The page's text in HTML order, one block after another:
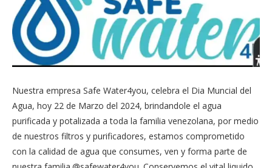
Nuestra empresa Safe Water4you, celebra el Dia Muncial del
Agua, hoy 22 de Marzo del 2024, brindandole el agua
purificada y potalizada a toda la familia venezolana, por medio
de nuestros filtros y purificadores, estamos comprometido
con la calidad de agua que consumes, ven y forma parte de